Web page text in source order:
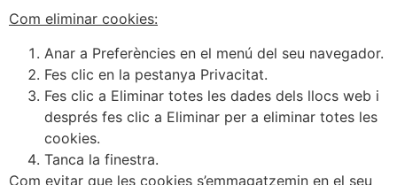
Com eliminar cookies:
Anar a Preferències en el menú del seu navegador.
Fes clic en la pestanya Privacitat.
Fes clic a Eliminar totes les dades dels llocs web i
després fes clic a Eliminar per a eliminar totes les
cookies.
Tanca la finestra.
Com evitar que les cookies s’emmagatzemin en el seu